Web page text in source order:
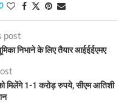
post
निभाने के लिए तैयार आईईईएमए
मिलेंगे 1-1 करोड़ रुपये, सीएम आतिशी